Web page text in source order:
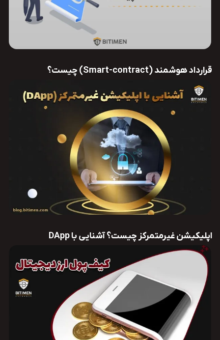
قرارداد هوشمند (Smart-contract) چیست؟
اپلیکیشن غیرمتمرکز چیست؟ آشنایی با DApp